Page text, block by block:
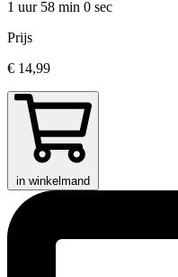
1 uur 58 min 0 sec
Prijs
€ 14,99
in winkelmand